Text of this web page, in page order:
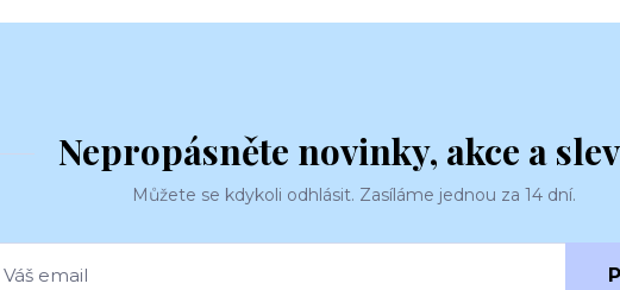
Nepropásněte novinky, akce a
Můžete se kdykoli odhlásit. Zasíláme jednou za 14 dní.